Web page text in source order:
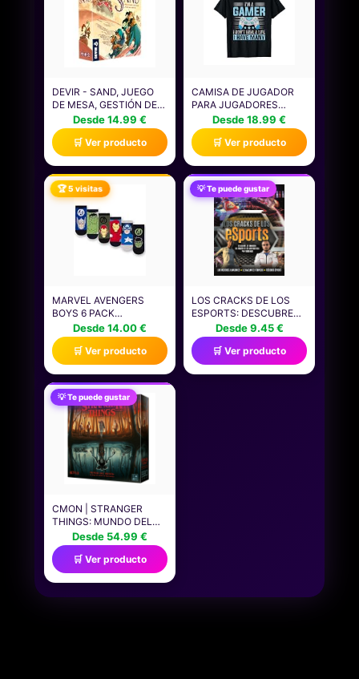
DEVIR - SAND, JUEGO
DE MESA, GESTIÓN DE
RECURSOS,
ESTRATEGIA, CON
AMIGOS, EDAD +14
(BGSANDML)
Desde 14.99 €
🛒 Ver producto
CAMISA DE JUGADOR
PARA JUGADORES
NIÑOS HOMBRES
VIDEOJUEGOS JUEGOS
CAMISETA
Desde 18.99 €
🛒 Ver producto
🏆 5 visitas
MARVEL AVENGERS
BOYS 6 PACK
CALCETINES |
CALCETINES DE
PERSONAJES
ATLÉTICOS
MULTICOLORES DE
SUPERHÉROES PARA
NIÑOS | HULK CAPITÁN
AMÉRICA IRON MAN
THOR CALZADO
GRÁFICO | CÓMODO
JUEGO PARA NIÑOS
Desde 14.00 €
🛒 Ver producto
💡 Te puede gustar
LOS CRACKS DE LOS
ESPORTS: DESCUBRE
LOS SECRETOS DEL
MUNDO DE LOS
VIDEOJUEGOS
PROFESIONALES: LOS
MEJORES JUGADORES,
Desde 9.45 €
🛒 Ver producto
💡 Te puede gustar
CMON | STRANGER
THINGS: MUNDO DEL
REVÉS | JUEGO DE
MESA DE ESTRATEGIA
COOPERATIVO BASADO
EN LA EXITOSA SERIE DE
NETFLIX| A PARTIR DE 12
AÑOS | DE 2 A 4
Desde 54.99 €
🛒 Ver producto